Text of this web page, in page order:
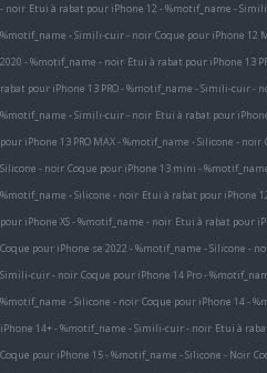
- noir Etui à rabat pour iPhone 12 - %motif_name -
%motif_name - Simili-cuir - noir Coque pour iPhone 12
2020 - %motif_name - noir Etui à rabat pour iPhone 13
rabat pour iPhone 13 PRO - %motif_name - Simili-cuir -
%motif_name - Simili-cuir - noir Etui à rabat pour
pour iPhone 13 PRO MAX - %motif_name - Silicone - noir
Silicone - noir Coque pour iPhone 13 mini -
%motif_name - Silicone - noir Etui à rabat pour iPhone
pour iPhone XS - %motif_name - noir Etui à rabat pour
Coque pour iPhone se 2022 - %motif_name - Silicone -
Simili-cuir - noir Coque pour iPhone 14 Pro -
%motif_name - Silicone - noir Coque pour iPhone 14 -
iPhone 14+ - %motif_name - Simili-cuir - noir Etui à
Coque pour iPhone 15 - %motif_name - Silicone - Noir